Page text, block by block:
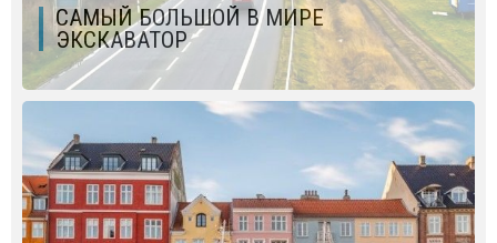
САМЫЙ БОЛЬШОЙ В МИРЕ
ЭКСКАВАТОР